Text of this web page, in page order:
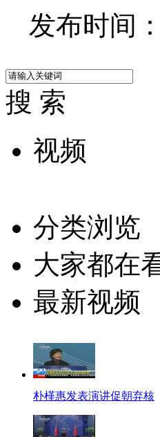
发布时间
搜 索
视频
分类浏览
大家都在
最新视频
朴槿惠发表演讲促朝弃核